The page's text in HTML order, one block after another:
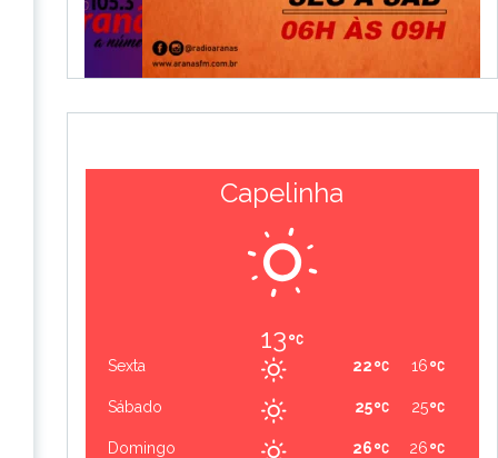
Capelinha
13
Sexta 16
22
Sábado 25
25
Domingo 26
26